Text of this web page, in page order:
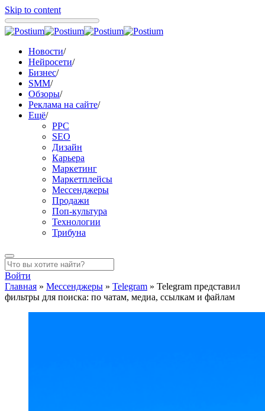
Skip to content
Новости/
Нейросети/
Бизнес/
SMM/
Обзоры/
Реклама на сайте/
Ещё/
PPC
SEO
Дизайн
Карьера
Маркетинг
Маркетплейсы
Мессенджеры
Продажи
Поп-культура
Технологии
Трибуна
Войти
Главная » Мессенджеры » Telegram » Telegram представил
фильтры для поиска: по чатам, медиа, ссылкам и файлам